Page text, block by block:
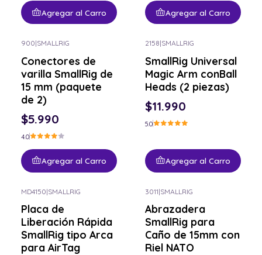
Agregar al Carro Agregar al Carro
900|SMALLRIG
Conectores de
varilla SmallRig de
15 mm (paquete
de 2)
$5.990
4.0
Agregar al Carro
2158|SMALLRIG
SmallRig Universal
Magic Arm conBall
Heads (2 piezas)
$11.990
5.0
Agregar al Carro
MD4150|SMALLRIG
Placa de
Liberación Rápida
SmallRig tipo Arca
para AirTag
3011|SMALLRIG
Abrazadera
SmallRig para
Caño de 15mm con
Riel NATO